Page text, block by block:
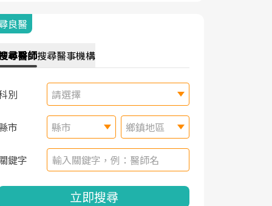
良醫
尋醫師搜尋醫事機構
別 請選擇
市 縣市 鄉鎮地區
鍵字
立即搜尋